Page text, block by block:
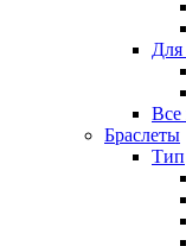
Для
Все
Браслеты
Тип